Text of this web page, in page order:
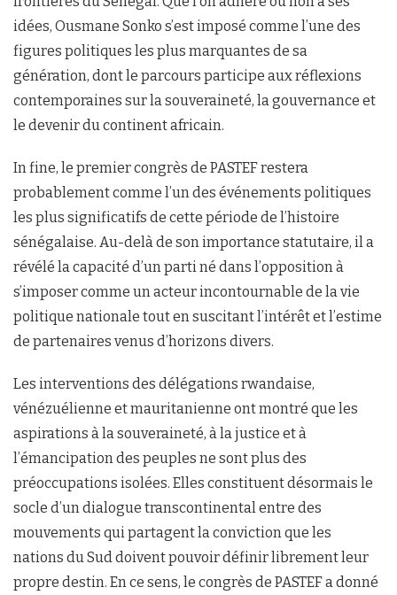
idées, Ousmane Sonko s’est imposé comme l’une des
figures politiques les plus marquantes de sa
génération, dont le parcours participe aux réflexions
contemporaines sur la souveraineté, la gouvernance et
le devenir du continent africain.
In fine, le premier congrès de PASTEF restera
probablement comme l’un des événements politiques
les plus significatifs de cette période de l’histoire
sénégalaise. Au-delà de son importance statutaire, il a
révélé la capacité d’un parti né dans l’opposition à
s’imposer comme un acteur incontournable de la vie
politique nationale tout en suscitant l’intérêt et l’estime
de partenaires venus d’horizons divers.
Les interventions des délégations rwandaise,
vénézuélienne et mauritanienne ont montré que les
aspirations à la souveraineté, à la justice et à
l’émancipation des peuples ne sont plus des
préoccupations isolées. Elles constituent désormais le
socle d’un dialogue transcontinental entre des
mouvements qui partagent la conviction que les
nations du Sud doivent pouvoir définir librement leur
propre destin. En ce sens, le congrès de PASTEF a donné